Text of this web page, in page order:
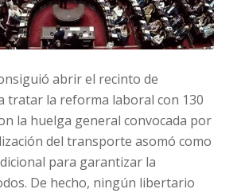
abrir el recinto de
tratar la reforma laboral con 130
la huelga general convocada por
del transporte asomó como
para garantizar la
De hecho, ningún libertario